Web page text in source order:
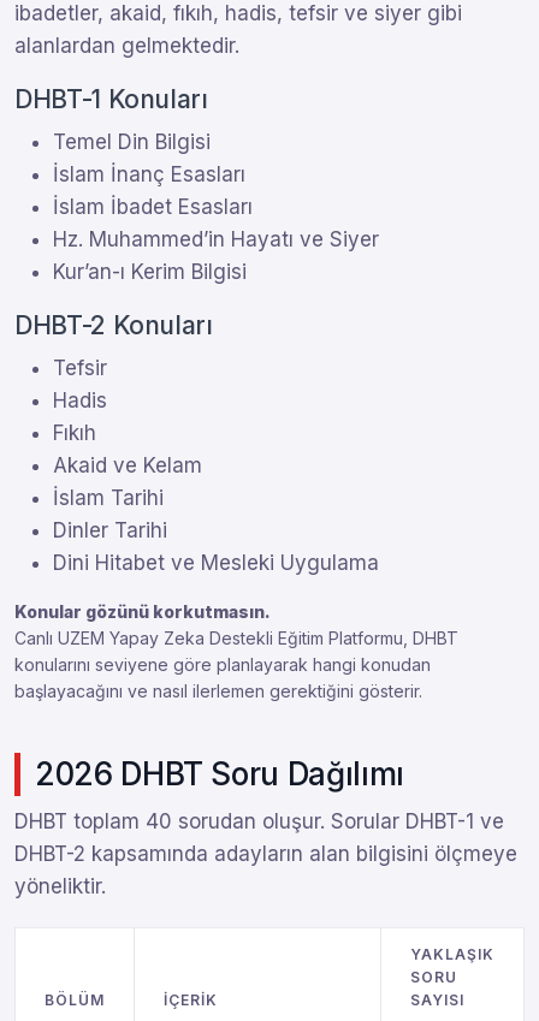
ibadetler, akaid, fıkıh, hadis, tefsir ve siyer gibi
alanlardan gelmektedir.
DHBT-1 Konuları
Temel Din Bilgisi
İslam İnanç Esasları
İslam İbadet Esasları
Hz. Muhammed’in Hayatı ve Siyer
Kur’an-ı Kerim Bilgisi
DHBT-2 Konuları
Tefsir
Hadis
Fıkıh
Akaid ve Kelam
İslam Tarihi
Dinler Tarihi
Dini Hitabet ve Mesleki Uygulama
Konular gözünü korkutmasın.
Canlı UZEM Yapay Zeka Destekli Eğitim Platformu, DHBT
konularını seviyene göre planlayarak hangi konudan
başlayacağını ve nasıl ilerlemen gerektiğini gösterir.
2026 DHBT Soru Dağılımı
DHBT toplam 40 sorudan oluşur. Sorular DHBT-1 ve
DHBT-2 kapsamında adayların alan bilgisini ölçmeye
yöneliktir.
BÖLÜM İÇERIK
YAKLAŞIK
SORU
SAYISI